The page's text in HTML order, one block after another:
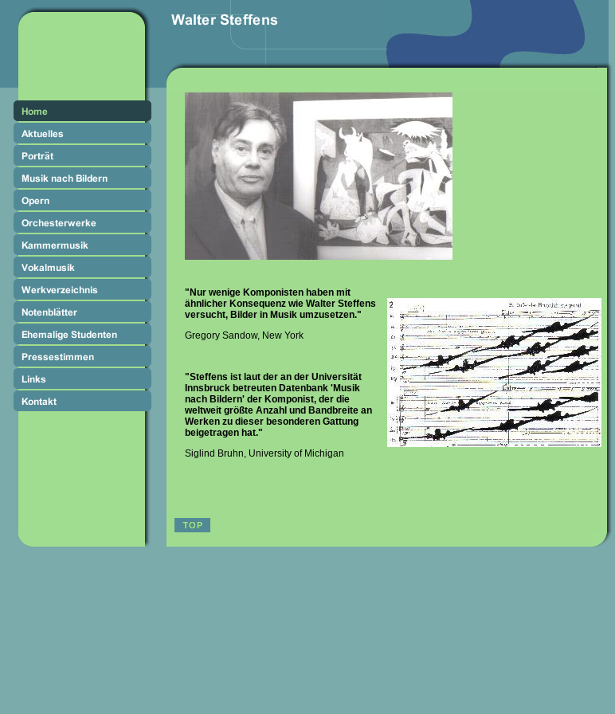
"Nur wenige Komponisten haben mit
ähnlicher Konsequenz wie Walter Steffens
versucht, Bilder in Musik umzusetzen."
Gregory Sandow, New York
"Steffens ist laut der an der Universität
Innsbruck betreuten Datenbank 'Musik
nach Bildern' der Komponist, der die
weltweit größte Anzahl und Bandbreite an
Werken zu dieser besonderen Gattung
beigetragen hat."
Siglind Bruhn, University of Michigan